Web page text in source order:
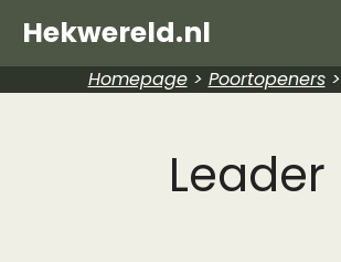
Hekwereld.nl
Homepage> Poortopeners>
Leader